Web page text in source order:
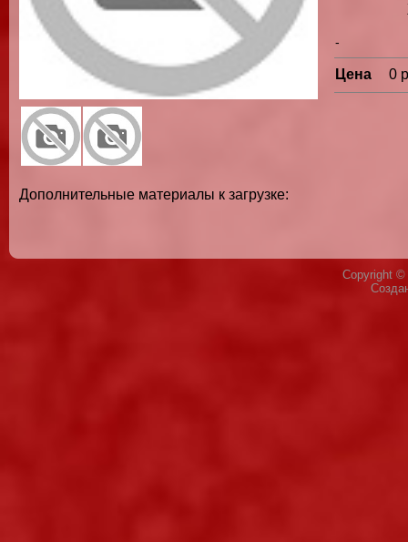
Дополнительные материалы к загрузке:
-
Цена 0
Copyright